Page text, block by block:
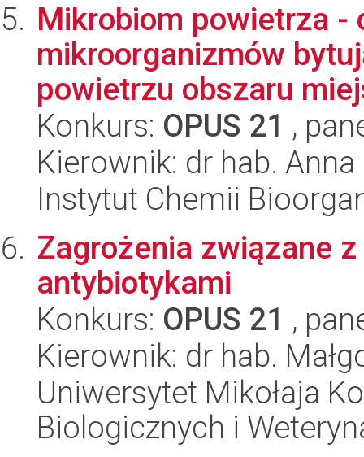
Mikrobiom powietrza -
mikroorganizmów
powietrzu obszaru
Konkurs: OPUS 21 ,
Kierownik: dr hab.
Instytut Chemii
Zagrożenia związane
antybiotykami
Konkurs: OPUS 21 ,
Kierownik: dr hab.
Uniwersytet Mikołaja
Biologicznych i